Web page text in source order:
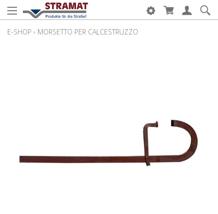
E-SHOP › MORSETTO PER CALCESTRUZZO